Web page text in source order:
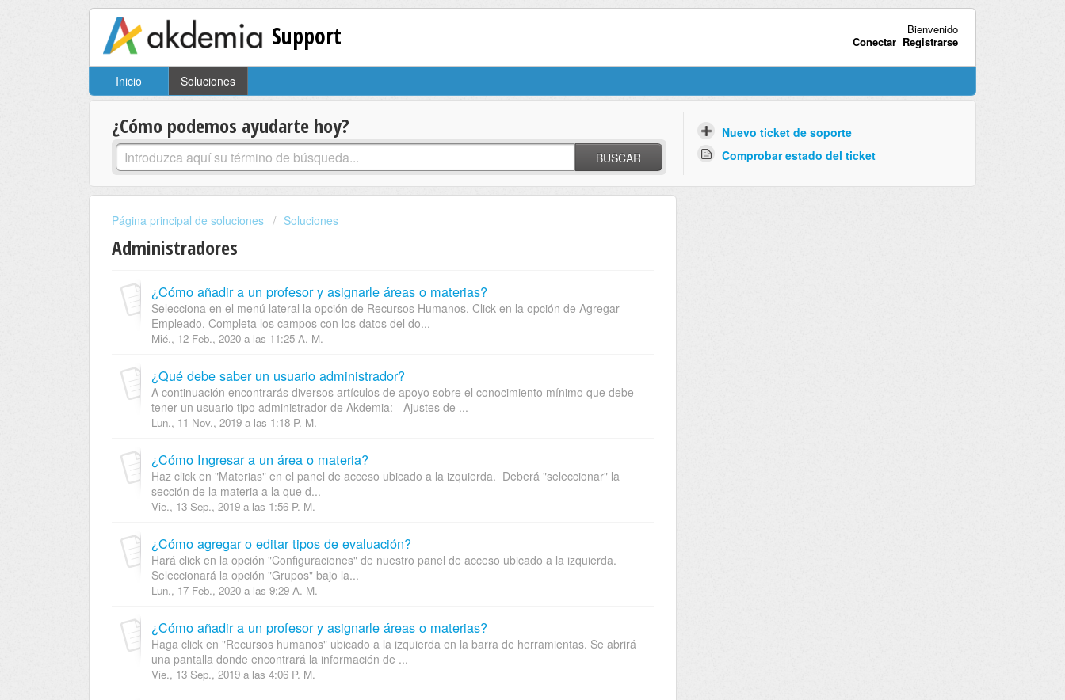
Support
Bienvenido
Conectar Registrarse
Inicio Soluciones
¿Cómo podemos ayudarte hoy?
BUSCAR
Nuevo ticket de soporte
Comprobar estado del ticket
Página principal de soluciones Soluciones
Administradores
¿Cómo añadir a un profesor y asignarle áreas o materias?
Selecciona en el menú lateral la opción de Recursos Humanos. Click en la opción de Agregar
Empleado. Completa los campos con los datos del do...
Mié., 12 Feb., 2020 a las 11:25 A. M.
¿Qué debe saber un usuario administrador?
A continuación encontrarás diversos artículos de apoyo sobre el conocimiento mínimo que debe
tener un usuario tipo administrador de Akdemia: - Ajustes de ...
Lun., 11 Nov., 2019 a las 1:18 P. M.
¿Cómo Ingresar a un área o materia?
Haz click en "Materias" en el panel de acceso ubicado a la izquierda. Deberá "seleccionar" la
sección de la materia a la que d...
Vie., 13 Sep., 2019 a las 1:56 P. M.
¿Cómo agregar o editar tipos de evaluación?
Hará click en la opción "Configuraciones" de nuestro panel de acceso ubicado a la izquierda.
Seleccionará la opción "Grupos" bajo la...
Lun., 17 Feb., 2020 a las 9:29 A. M.
¿Cómo añadir a un profesor y asignarle áreas o materias?
Haga click en "Recursos humanos" ubicado a la izquierda en la barra de herramientas. Se abrirá
una pantalla donde encontrará la información de ...
Vie., 13 Sep., 2019 a las 4:06 P. M.